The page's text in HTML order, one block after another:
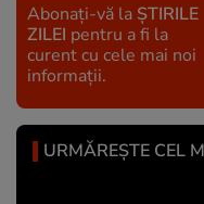
Abonați-vă la ȘTIRILE
ZILEI pentru a fi la
curent cu cele mai noi
informații.
URMĂREȘTE CEL